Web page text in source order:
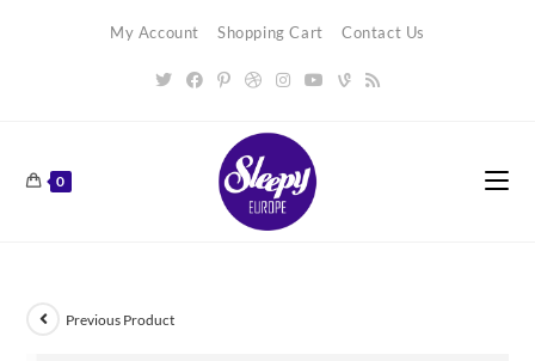
My Account Shopping Cart Contact Us
0
Previous Product